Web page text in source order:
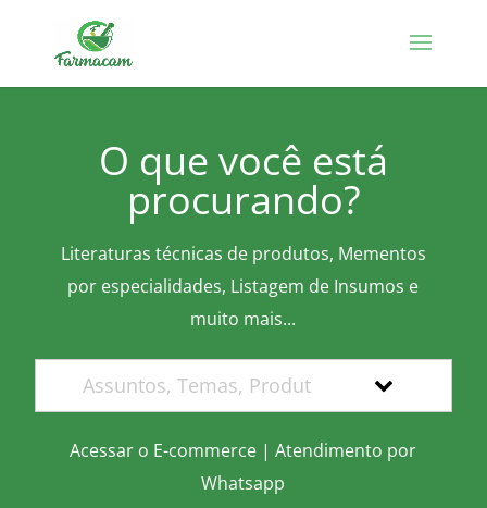
O que você está
procurando?
Literaturas técnicas de produtos, Mementos
por especialidades, Listagem de Insumos e
muito mais...
Acessar o E-commerce |Atendimento por
Whatsapp